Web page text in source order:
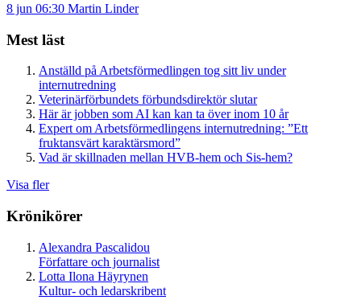
8 jun 06:30 Martin Linder
Mest läst
Anställd på Arbetsförmedlingen tog sitt liv under
internutredning
Veterinärförbundets förbundsdirektör slutar
Här är jobben som AI kan kan ta över inom 10 år
Expert om Arbetsförmedlingens internutredning: ”Ett
fruktansvärt karaktärsmord”
Vad är skillnaden mellan HVB-hem och Sis-hem?
Visa fler
Krönikörer
Alexandra Pascalidou
Författare och journalist
Lotta Ilona Häyrynen
Kultur- och ledarskribent